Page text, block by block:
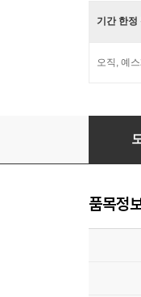
기간 한정
오직, 예
사람이
품목정